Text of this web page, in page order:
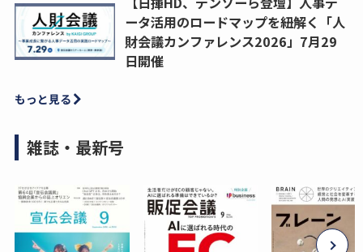
ータ活用のロードマップを紐解く「人
財会議カンファレンス2026」7月29
日開催
もっと見る
雑誌・最新号